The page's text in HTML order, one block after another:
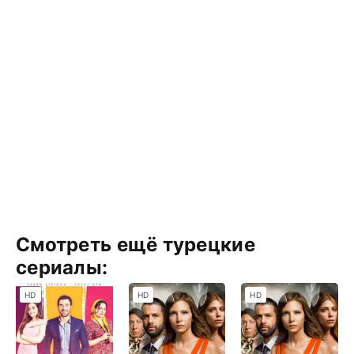
Смотреть ещё турецкие
сериалы:
HD HD HD